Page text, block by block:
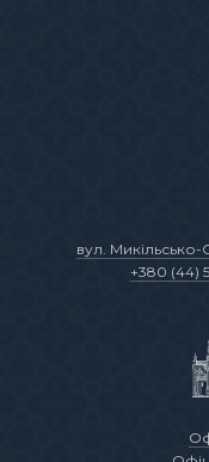
вул. Микільсько-
+380 (44)